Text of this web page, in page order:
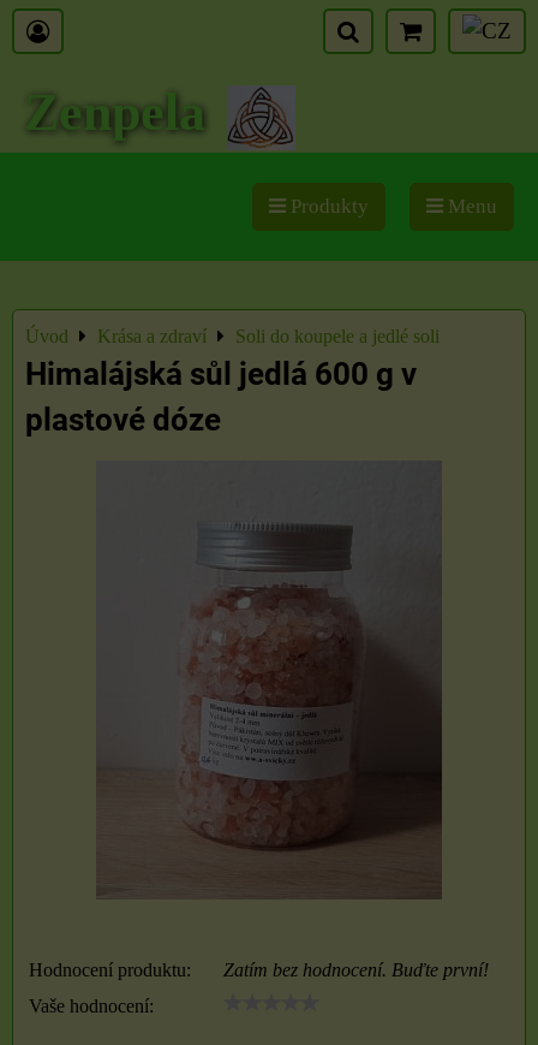
Zenpela
Produkty Menu
Úvod Krása a zdraví Soli do koupele a jedlé soli
Himalájská sůl jedlá 600 g v
plastové dóze
Hodnocení produktu:
Zatím bez hodnocení. Buďte první!
Vaše hodnocení: